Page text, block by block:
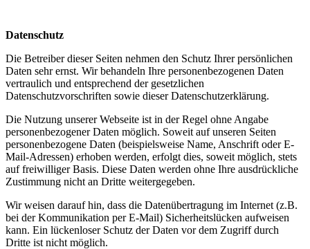
Datenschutz
Die Betreiber dieser Seiten nehmen den Schutz Ihrer persönlichen
Daten sehr ernst. Wir behandeln Ihre personenbezogenen Daten
vertraulich und entsprechend der gesetzlichen
Datenschutzvorschriften sowie dieser Datenschutzerklärung.
Die Nutzung unserer Webseite ist in der Regel ohne Angabe
personenbezogener Daten möglich. Soweit auf unseren Seiten
personenbezogene Daten (beispielsweise Name, Anschrift oder E-
Mail-Adressen) erhoben werden, erfolgt dies, soweit möglich, stets
auf freiwilliger Basis. Diese Daten werden ohne Ihre ausdrückliche
Zustimmung nicht an Dritte weitergegeben.
Wir weisen darauf hin, dass die Datenübertragung im Internet (z.B.
bei der Kommunikation per E-Mail) Sicherheitslücken aufweisen
kann. Ein lückenloser Schutz der Daten vor dem Zugriff durch
Dritte ist nicht möglich.